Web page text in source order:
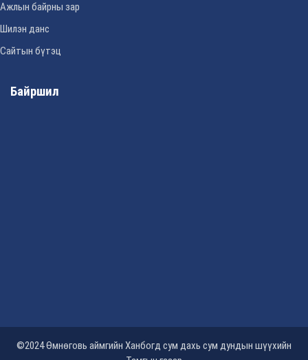
Ажлын байрны зар
Шилэн данс
Сайтын бүтэц
Байршил
©2024 Өмнөговь аймгийн Ханбогд сум дахь сум дундын шүүхийн